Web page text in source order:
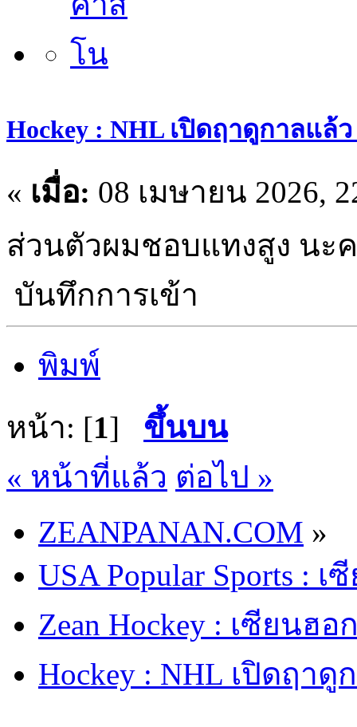
Hockey : NHL เปิดฤาดูกาลแล้
« เมื่อ: 08 เมษายน 2026,
ส่วนตัวผมชอบแทงสูง นะ
บันทึกการเข้า
พิมพ์
หน้า: [1] ขึ้นบน
« หน้าที่แล้ว ต่อไป »
ZEANPANAN.COM »
USA Popular Sports :
Zean Hockey : เซียนฮอ
Hockey : NHL เปิดฤา